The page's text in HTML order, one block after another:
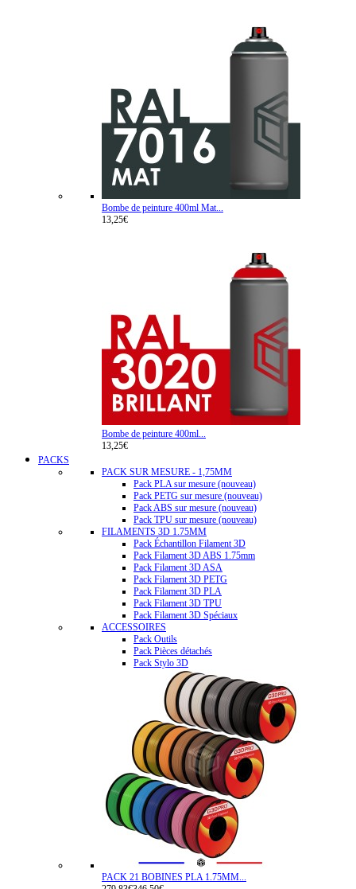
Bombe de peinture 400ml Mat...
13,25€
Bombe de peinture 400ml...
13,25€
PACKS
PACK SUR MESURE - 1,75MM
Pack PLA sur mesure (nouveau)
Pack PETG sur mesure (nouveau)
Pack ABS sur mesure (nouveau)
Pack TPU sur mesure (nouveau)
FILAMENTS 3D 1.75MM
Pack Échantillon Filament 3D
Pack Filament 3D ABS 1.75mm
Pack Filament 3D ASA
Pack Filament 3D PETG
Pack Filament 3D PLA
Pack Filament 3D TPU
Pack Filament 3D Spéciaux
ACCESSOIRES
Pack Outils
Pack Pièces détachés
Pack Stylo 3D
PACK 21 BOBINES PLA 1.75MM...